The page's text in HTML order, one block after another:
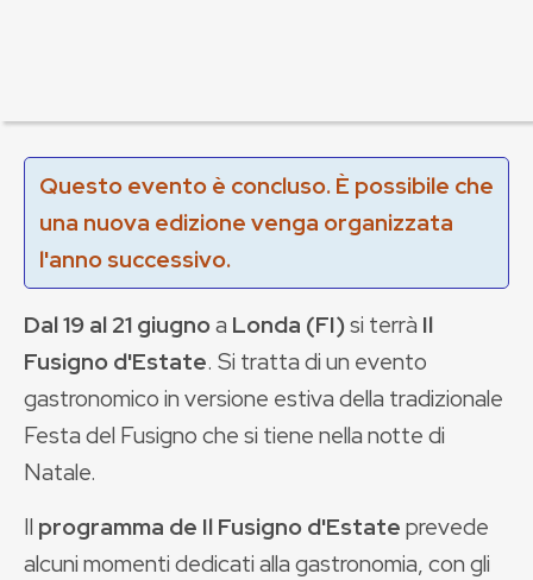
Questo evento è concluso. È possibile che
una nuova edizione venga organizzata
l'anno successivo.
Dal 19 al 21 giugnoa Londa (FI)si terrà Il
Fusigno d'Estate. Si tratta di un evento
gastronomico in versione estiva della tradizionale
Festa del Fusigno che si tiene nella notte di
Natale.
Il programma de Il Fusigno d'Estateprevede
alcuni momenti dedicati alla gastronomia, con gli